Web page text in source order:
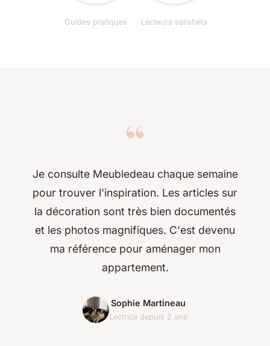
Guides pratiques Lecteurs satisfaits
“
Je consulte Meubledeau chaque semaine
pour trouver l'inspiration. Les articles sur
la décoration sont très bien documentés
et les photos magnifiques. C'est devenu
ma référence pour aménager mon
appartement.
Sophie Martineau
Lectrice depuis 2 ans